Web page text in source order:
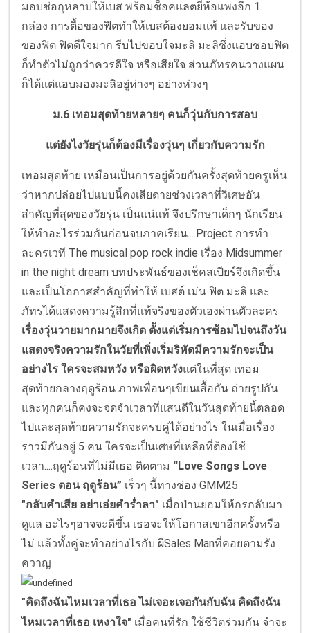
มอบช่อกุหลาบให้เบส พร้อมช็อคแลตยี่ห้อแพงอีก 1
กล่อง การตื้อของฟิตทำให้เบสต้องยอมแพ้ และรับของ
ของฟิต ฟิตดีใจมาก รีบไปขอบใจมะลิ มะลิซึ่งแอบชอบฟิต
ก็ทำตัวไม่ถูกว่าควรดีใจ หรือเสียใจ ส่วนภัทรคนวางแผน
ก็ได้แต่แอบมองมะลิอยู่ห่างๆ อย่างห่วงๆ
ม.6 เทอมสุดท้ายหลายๆ คนก็วุ่นกับการสอบ
แต่ยังไงวัยรุ่นก็ต้องมีเรื่องวุ่นๆ เกี่ยวกับความรัก
เทอมสุดท้าย เหมือนเป็นการอยู่ด้วยกันครั้งสุดท้ายครูเห็น
ว่าหากปล่อยไปแบบนี้คงเสียดายช่วงเวลาที่วิเศษอัน
สำคัญที่สุดของวัยรุ่น เป็นแน่แท้ จึงปรึกษาเด็กๆ นักเรียน
ให้ทำอะไรร่วมกันก่อนจบภาคเรียน....Project การทำ
ละครเวที The musical pop rock indie เรื่อง Midsummer
in the night dream บทประพันธ์ของเช็คสเปียร์จึงเกิดขึ้น
และเป็นโอกาสสำคัญที่ทำให้ เบสต์ เม่น ฟิต มะลิ และ
ภัทรได้แสดงความรู้สึกที่แท้จริงของตัวเองผ่านตัวละคร
เรื่องวุ่นวายมากมายจึงเกิด ตั้งแต่เริ่มการซ้อมไปจนถึงวัน
แสดงจริงความรักในวัยที่เพิ่งเริ่มริหัดมีความรักจะเป็น
อย่างไร ใครจะสมหวัง หรือผิดหวังแต่ในที่สุด เทอม
สุดท้ายกลางฤดูร้อน ภาพเพื่อนๆเขียนเสื้อกัน ถ่ายรูปกัน
และทุกคนก็คงจะจดจำเวลาที่แสนดีในวันสุดท้ายนี้ตลอด
ไปและสุดท้ายความรักจะครบคู่ได้อย่างไร ในเมื่อเรื่อง
ราวมีกันอยู่ 5 คน ใครจะเป็นเศษที่เหลือที่ต้องใช้
เวลา....ฤดูร้อนที่ไม่มีเธอ ติดตาม “Love Songs Love
Series ตอน ฤดูร้อน” เร็วๆ นี้ทางช่อง GMM25
"กลับคำเสีย อย่าเอ่ยคำร่ำลา" เมื่อป่านยอมให้กรกลับมา
ดูแล อะไรๆอาจจะดีขึ้น เธอจะให้โอกาสเขาอีกครั้งหรือ
ไม่ แล้วทั้งคู่จะทำอย่างไรกับ ผีSales Manที่คอยตามรัง
ควาญ
"คิดถึงฉันไหมเวลาที่เธอ ไม่เจอะเจอกันกับฉัน คิดถึงฉัน
ไหมเวลาที่เธอ เหงาใจ" เมื่อคนที่รัก ใช้ชีวิตร่วมกัน จำจะ